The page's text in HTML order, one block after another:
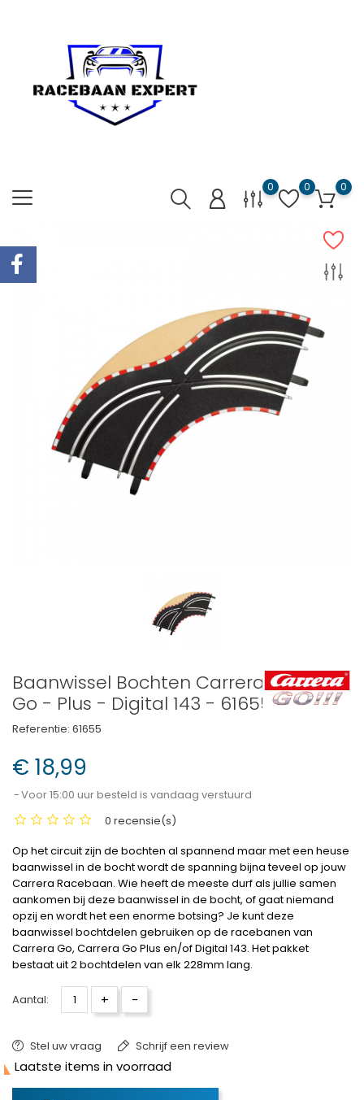
0 0 0
Baanwissel Bochten Carrera
Go - Plus - Digital 143 - 61655
Referentie: 61655
€ 18,99
Voor 15:00 uur besteld is vandaag verstuurd
0 recensie(s)
Op het circuit zijn de bochten al spannend maar met een heuse
baanwissel in de bocht wordt de spanning bijna teveel op jouw
Carrera Racebaan. Wie heeft de meeste durf als jullie samen
aankomen bij deze baanwissel in de bocht, of gaat niemand
opzij en wordt het een enorme botsing? Je kunt deze
baanwissel bochtdelen gebruiken op de racebanen van
Carrera Go, Carrera Go Plus en/of Digital 143. Het pakket
bestaat uit 2 bochtdelen van elk 228mm lang.
Aantal: + -
Stel uw vraag Schrijf een review
Laatste items in voorraad